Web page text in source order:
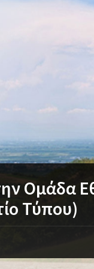
Ομάδα
Τύπου)